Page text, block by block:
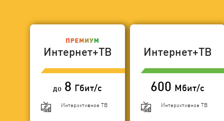
Интернет+ТВ
до 8 Гбит/с
Интерактивное ТВ
Интернет+ТВ
600 Мбит/с
Интерактивное ТВ